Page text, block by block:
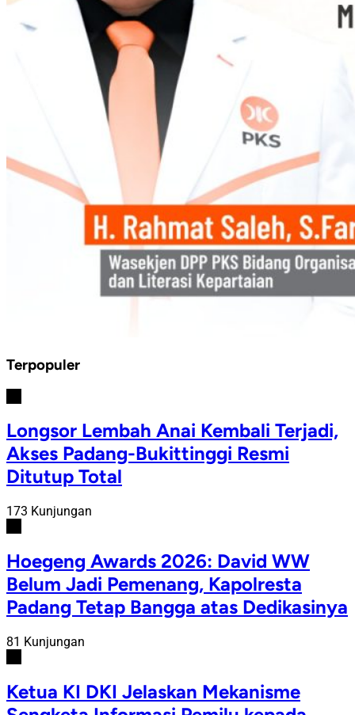
Terpopuler
Longsor Lembah Anai Kembali Terjadi,
Akses Padang-Bukittinggi Resmi
Ditutup Total
173 Kunjungan
Hoegeng Awards 2026: David WW
Belum Jadi Pemenang, Kapolresta
Padang Tetap Bangga atas Dedikasinya
81 Kunjungan
Ketua KI DKI Jelaskan Mekanisme